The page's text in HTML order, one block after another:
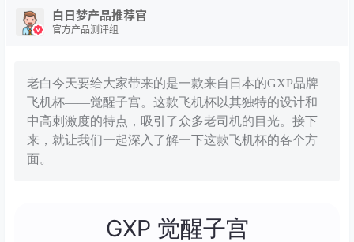
白日梦产品推荐官
官方产品测评组
老白今天要给大家带来的是一款来自日本的GXP品牌
飞机杯——觉醒子宫。这款飞机杯以其独特的设计和
中高刺激度的特点，吸引了众多老司机的目光。接下
来，就让我们一起深入了解一下这款飞机杯的各个方
面。
GXP 觉醒子宫